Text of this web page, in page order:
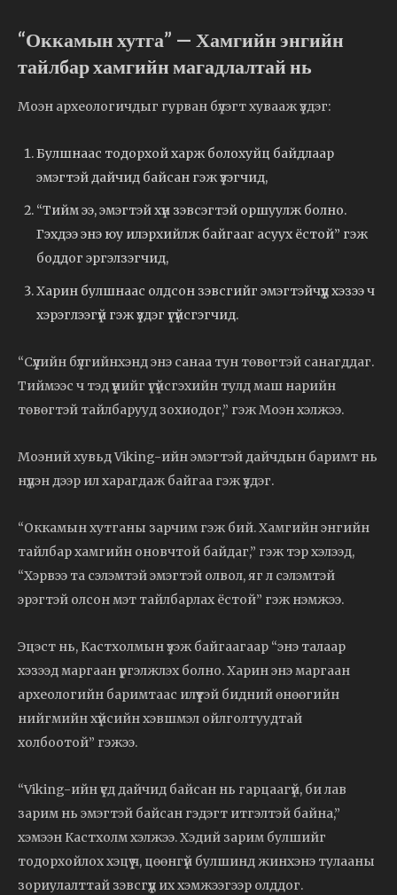
“Оккамын хутга” — Хамгийн энгийн
тайлбар хамгийн магадлалтай нь
Моэн археологичдыг гурван бүлэгт хувааж үздэг:
Булшнаас тодорхой харж болохуйц байдлаар
эмэгтэй дайчид байсан гэж үзэгчид,
“Тийм ээ, эмэгтэй хүн зэвсэгтэй оршуулж болно.
Гэхдээ энэ юу илэрхийлж байгааг асуух ёстой” гэж
боддог эргэлзэгчид,
Харин булшнаас олдсон зэвсгийг эмэгтэйчүүд хэзээ ч
хэрэглээгүй гэж үздэг үгүйсгэгчид.
“Сүүлийн бүлгийнхэнд энэ санаа тун төвөгтэй санагддаг.
Тиймээс ч тэд үүнийг үгүйсгэхийн тулд маш нарийн
төвөгтэй тайлбарууд зохиодог,” гэж Моэн хэлжээ.
Моэний хувьд Viking-ийн эмэгтэй дайчдын баримт нь
нүдэн дээр ил харагдаж байгаа гэж үздэг.
“Оккамын хутганы зарчим гэж бий. Хамгийн энгийн
тайлбар хамгийн оновчтой байдаг,” гэж тэр хэлээд,
“Хэрвээ та сэлэмтэй эмэгтэй олвол, яг л сэлэмтэй
эрэгтэй олсон мэт тайлбарлах ёстой” гэж нэмжээ.
Эцэст нь, Кастхолмын үзэж байгаагаар “энэ талаар
хэзээд маргаан үргэлжлэх болно. Харин энэ маргаан
археологийн баримтаас илүүтэй бидний өнөөгийн
нийгмийн хүйсийн хэвшмэл ойлголтуудтай
холбоотой” гэжээ.
“Viking-ийн үед дайчид байсан нь гарцаагүй, би лав
зарим нь эмэгтэй байсан гэдэгт итгэлтэй байна,”
хэмээн Кастхолм хэлжээ. Хэдий зарим булшийг
тодорхойлох хэцүү ч, цөөнгүй булшинд жинхэнэ тулааны
зориулалттай зэвсгүүд их хэмжээгээр олддог.